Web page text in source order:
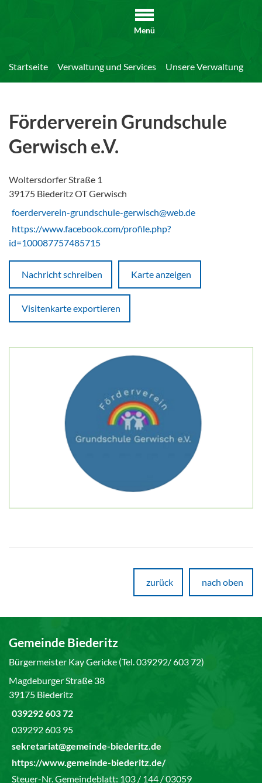
Menü
Startseite Verwaltung und Services Unsere Verwaltung
Förderverein Grundschule
Gerwisch e.V.
Woltersdorfer Straße 1
39175 Biederitz OT Gerwisch
foerderverein-grundschule-gerwisch@web.de
https://www.facebook.com/profile.php?
id=100087757485715
Nachricht schreiben Karte anzeigen
Visitenkarte exportieren
zurück nach oben
Gemeinde Biederitz
Bürgermeister Kay Gericke (Tel. 039292/ 603 72)
Magdeburger Straße 38
39175 Biederitz
039292 603 72
039292 603 95
sekretariat@gemeinde-biederitz.de
https://www.gemeinde-biederitz.de/
Steuer-Nr. Gemeindeblatt: 103 / 144 / 03059